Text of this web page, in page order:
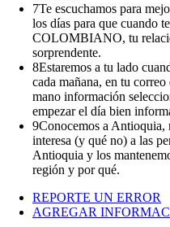
7Te escuchamos para
los días para que cuando
COLOMBIANO, tu
sorprendente.
8Estaremos a tu lado
cada mañana, en tu
mano información
empezar el día bien
9Conocemos a Antioquia,
interesa (y qué no) a las
Antioquia y los
región y por qué.
REPORTE UN ERROR
AGREGAR